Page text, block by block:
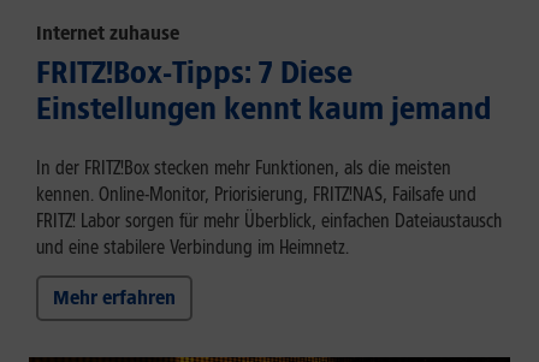
Internet zuhause
FRITZ!Box-Tipps: 7 Diese
Einstellungen kennt kaum jemand
In der FRITZ!Box stecken mehr Funktionen, als die meisten
kennen. Online-Monitor, Priorisierung, FRITZ!NAS, Failsafe und
FRITZ! Labor sorgen für mehr Überblick, einfachen Dateiaustausch
und eine stabilere Verbindung im Heimnetz.
Mehr erfahren